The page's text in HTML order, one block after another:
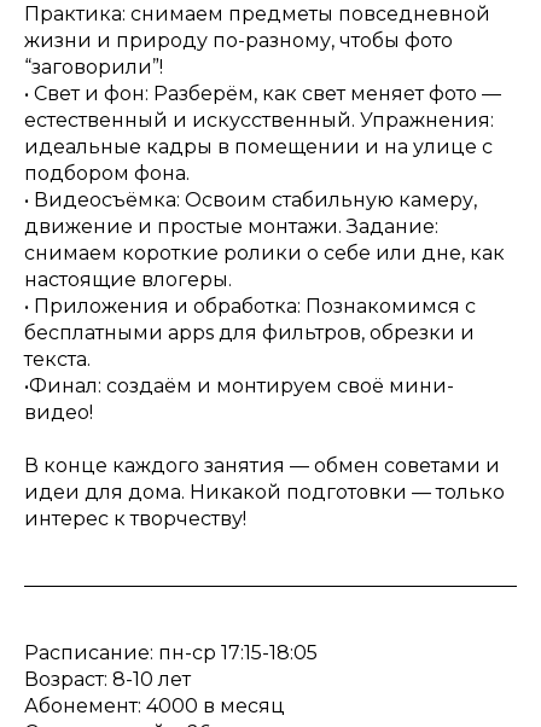
Практика: снимаем предметы повседневной
жизни и природу по-разному, чтобы фото
“заговорили”!
• Свет и фон: Разберём, как свет меняет фото —
естественный и искусственный. Упражнения:
идеальные кадры в помещении и на улице с
подбором фона.
• Видеосъёмка: Освоим стабильную камеру,
движение и простые монтажи. Задание:
снимаем короткие ролики о себе или дне, как
настоящие влогеры.
• Приложения и обработка: Познакомимся с
бесплатными apps для фильтров, обрезки и
текста.
•Финал: создаём и монтируем своё мини-
видео!
В конце каждого занятия — обмен советами и
идеи для дома. Никакой подготовки — только
интерес к творчеству!
Расписание: пн-ср 17:15-18:05
Возраст: 8-10 лет
Абонемент: 4000 в месяц